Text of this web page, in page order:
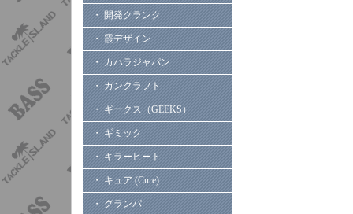
・ 開発クランク
・ 霞デザイン
・ カハラジャパン
・ ガンクラフト
・ ギークス（GEEKS）
・ ギミック
・ キラーヒート
・ キュア (Cure)
・ グランパ